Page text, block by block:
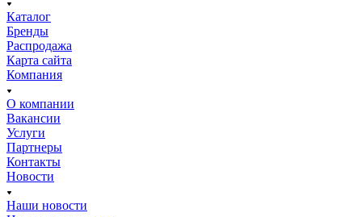
Каталог
Бренды
Распродажа
Карта сайта
Компания
О компании
Вакансии
Услуги
Партнеры
Контакты
Новости
Наши новости